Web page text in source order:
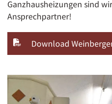
Ganzhausheizungen sind
Ansprechpartner!
Download